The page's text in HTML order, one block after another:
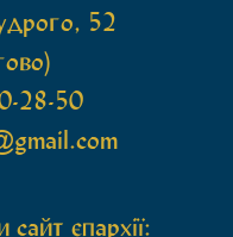
52
28-50
єпархії: